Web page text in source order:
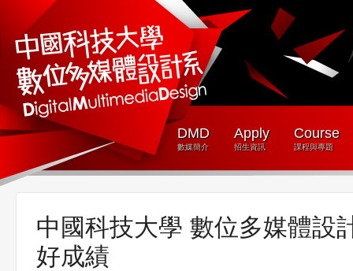
DMD
數媒簡介
Apply
招生資訊
Course
課程與專題
中國科技大學 數位多媒體設
好成績